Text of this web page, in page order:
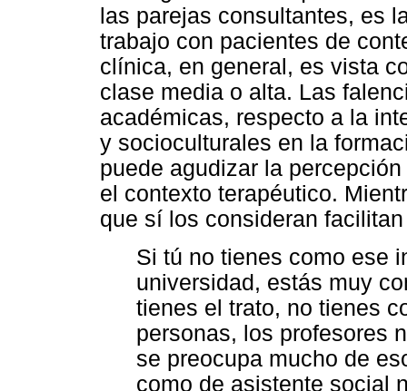
las parejas consultantes, es
trabajo con pacientes de
clínica, en general, es vista
clase media o alta. Las
académicas, respecto a la
y socioculturales en la
puede agudizar la
el contexto terapéutico.
que sí los consideran
Si tú no tienes como ese
universidad, estás muy
tienes el trato, no tienes
personas, los profesores
se preocupa mucho de
como de asistente social